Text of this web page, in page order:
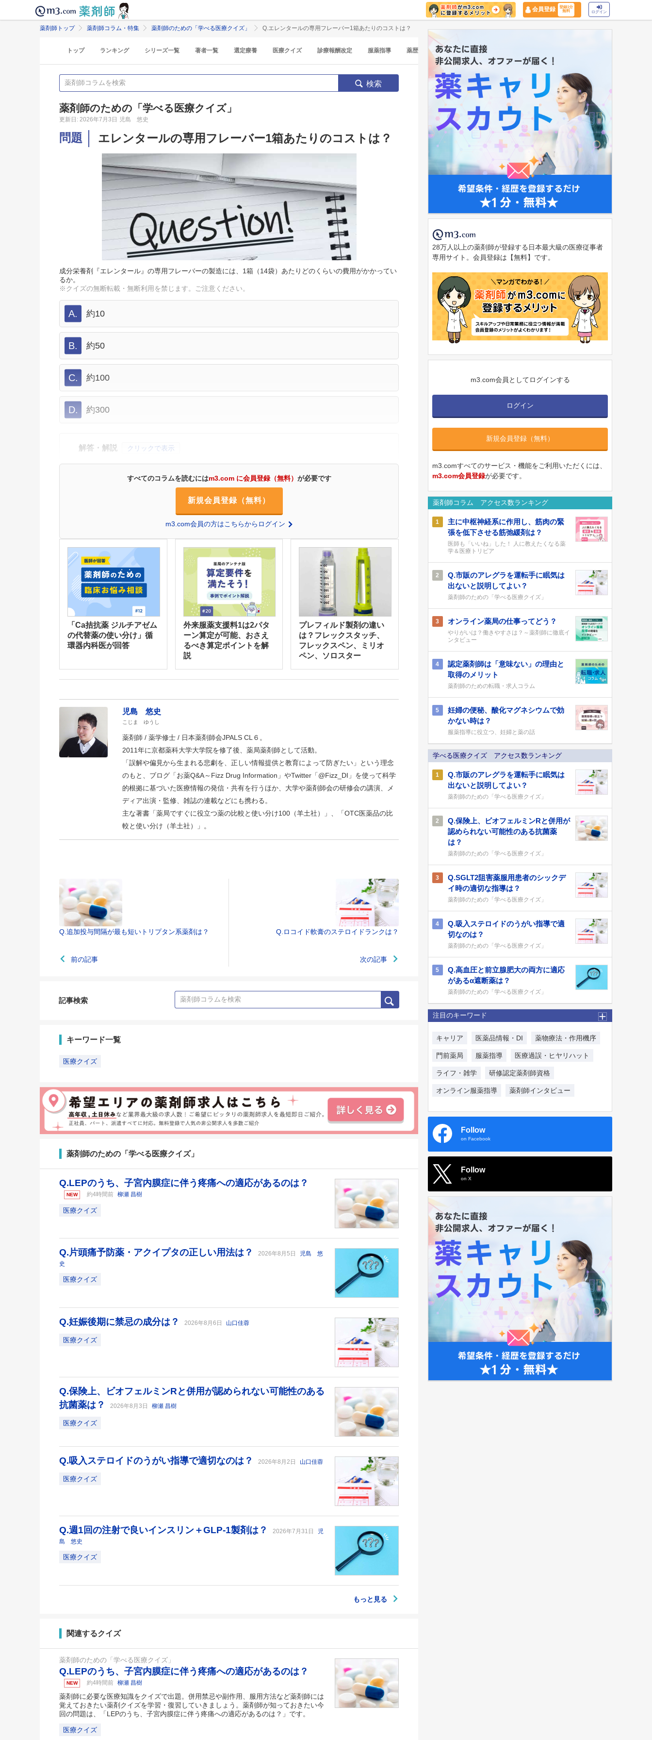
会員登録
登録1分
無料
ログイン
薬剤師トップ 薬剤師コラム・特集 薬剤師のための「学べる医療クイズ」 Q.エレンタールの専用フレーバー1箱あたりのコストは？
トップ ランキング シリーズ一覧 著者一覧 選定療養 医療クイズ 診療報酬改定 服薬指導 薬歴 マイナ保険証
検索
薬剤師のための「学べる医療クイズ」
更新日: 2026年7月3日 児島 悠史
問題 エレンタールの専用フレーバー1箱あたりのコストは？
成分栄養剤『エレンタール』の専用フレーバーの製造には、1箱（14袋）あたりどのくらいの費用がかかってい
るか。
※クイズの無断転載・無断利用を禁じます。ご注意ください。
A. 約10
B. 約50
C. 約100
D. 約300
解答・解説 クリックで表示
すべてのコラムを読むにはm3.com に会員登録（無料） が必要です
新規会員登録（無料）
m3.com会員の方はこちらからログイン
「Ca拮抗薬 ジルチアゼム
の代替薬の使い分け」循
環器内科医が回答
外来服薬支援料1は2パタ
ーン算定が可能、おさえ
るべき算定ポイントを解
説
プレフィルド製剤の違い
は？フレックスタッチ、
フレックスペン、ミリオ
ペン、ソロスター
児島 悠史
こじま ゆうし
薬剤師 / 薬学修士 / 日本薬剤師会JPALS CL６。
2011年に京都薬科大学大学院を修了後、薬局薬剤師として活動。
「誤解や偏見から生まれる悲劇を、正しい情報提供と教育によって防ぎたい」という理念
のもと、ブログ「お薬Q&A～Fizz Drug Information」やTwitter「@Fizz_DI」を使って科学
的根拠に基づいた医療情報の発信・共有を行うほか、大学や薬剤師会の研修会の講演、メ
ディア出演・監修、雑誌の連載などにも携わる。
主な著書「薬局ですぐに役立つ薬の比較と使い分け100（羊土社）」、「OTC医薬品の比
較と使い分け（羊土社）」。
Q.追加投与間隔が最も短いトリプタン系薬剤は？
前の記事
Q.ロコイド軟膏のステロイドランクは？
次の記事
記事検索
キーワード一覧
医療クイズ
薬剤師のための「学べる医療クイズ」
Q.LEPのうち、子宮内膜症に伴う疼痛への適応があるのは？
NEW 約4時間前 柳瀬 昌樹
医療クイズ
Q.片頭痛予防薬・アクイプタの正しい用法は？ 2026年8月5日
児島 悠
史
医療クイズ
Q.妊娠後期に禁忌の成分は？ 2026年8月6日 山口佳蓉
医療クイズ
Q.保険上、ビオフェルミンRと併用が認められない可能性のある
抗菌薬は？
2026年8月3日 柳瀬 昌樹
医療クイズ
Q.吸入ステロイドのうがい指導で適切なのは？ 2026年8月2日 山口佳蓉
医療クイズ
Q.週1回の注射で良いインスリン＋GLP-1製剤は？ 2026年7月31日
児
島 悠史
医療クイズ
もっと見る
関連するクイズ
薬剤師のための「学べる医療クイズ」
Q.LEPのうち、子宮内膜症に伴う疼痛への適応があるのは？
NEW 約4時間前 柳瀬 昌樹
薬剤師に必要な医療知識をクイズで出題。併用禁忌や副作用、服用方法など薬剤師には
覚えておきたい薬剤クイズを学習・復習していきましょう。薬剤師が知っておきたい今
回の問題は、「LEPのうち、子宮内膜症に伴う疼痛への適応があるのは？」です。
医療クイズ
28万人以上の薬剤師が登録する日本最大級の医療従事者
専用サイト。会員登録は【無料】です。
m3.com会員としてログインする
ログイン
新規会員登録（無料）
m3.comすべてのサービス・機能をご利用いただくには、
m3.com会員登録が必要です。
薬剤師コラム アクセス数ランキング
1
主に中枢神経系に作用し、筋肉の緊
張を低下させる筋弛緩剤は？
医師も「いいね」した！ 人に教えたくなる薬
学＆医療トリビア
2
Q.市販のアレグラを運転手に眠気は
出ないと説明してよい？
薬剤師のための「学べる医療クイズ」
3 オンライン薬局の仕事ってどう？
やりがいは？働きやすさは？～薬剤師に徹底イ
ンタビュー
4
認定薬剤師は「意味ない」の理由と
取得のメリット
薬剤師のための転職・求人コラム
5
妊婦の便秘、酸化マグネシウムで効
かない時は？
服薬指導に役立つ、妊婦と薬の話
学べる医療クイズ アクセス数ランキング
1
Q.市販のアレグラを運転手に眠気は
出ないと説明してよい？
薬剤師のための「学べる医療クイズ」
2
Q.保険上、ビオフェルミンRと併用が
認められない可能性のある抗菌薬
は？
薬剤師のための「学べる医療クイズ」
3
Q.SGLT2阻害薬服用患者のシックデ
イ時の適切な指導は？
薬剤師のための「学べる医療クイズ」
4
Q.吸入ステロイドのうがい指導で適
切なのは？
薬剤師のための「学べる医療クイズ」
5
Q.高血圧と前立腺肥大の両方に適応
があるα遮断薬は？
薬剤師のための「学べる医療クイズ」
注目のキーワード
キャリア 医薬品情報・DI 薬物療法・作用機序
門前薬局 服薬指導 医療過誤・ヒヤリハット
ライフ・雑学 研修認定薬剤師資格
オンライン服薬指導 薬剤師インタビュー
Follow
on Facebook
Follow
on X